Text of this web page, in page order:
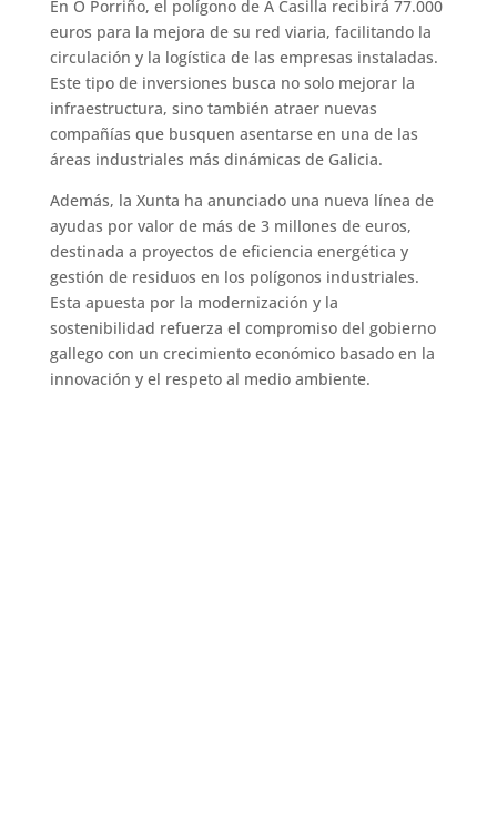
En O Porriño, el polígono de A Casilla recibirá 77.000
euros para la mejora de su red viaria, facilitando la
circulación y la logística de las empresas instaladas.
Este tipo de inversiones busca no solo mejorar la
infraestructura, sino también atraer nuevas
compañías que busquen asentarse en una de las
áreas industriales más dinámicas de Galicia.
Además, la Xunta ha anunciado una nueva línea de
ayudas por valor de más de 3 millones de euros,
destinada a proyectos de eficiencia energética y
gestión de residuos en los polígonos industriales.
Esta apuesta por la modernización y la
sostenibilidad refuerza el compromiso del gobierno
gallego con un crecimiento económico basado en la
innovación y el respeto al medio ambiente.